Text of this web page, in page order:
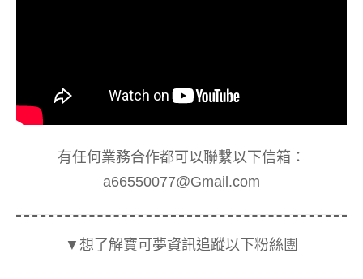
有任何業務合作都可以聯繫以下信箱：
a66550077@Gmail.com
▼想了解寶可夢資訊追蹤以下粉絲團